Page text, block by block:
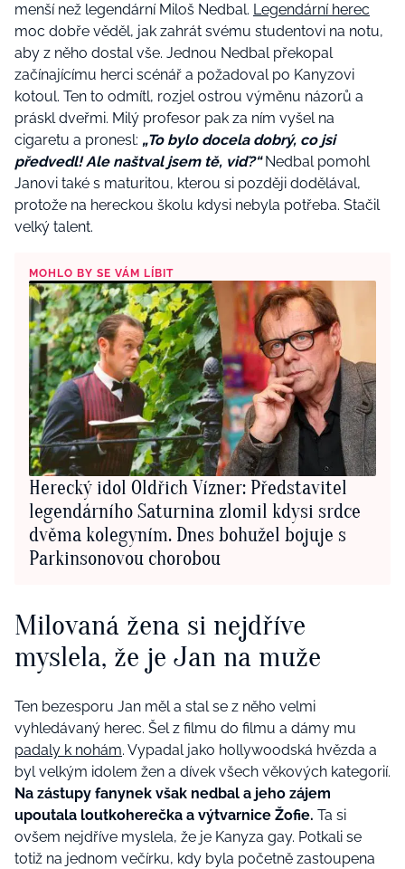
menší než legendární Miloš Nedbal. Legendární herec
moc dobře věděl, jak zahrát svému studentovi na notu,
aby z něho dostal vše. Jednou Nedbal překopal
začínajícímu herci scénář a požadoval po Kanyzovi
kotoul. Ten to odmítl, rozjel ostrou výměnu názorů a
práskl dveřmi. Milý profesor pak za ním vyšel na
cigaretu a pronesl: „To bylo docela dobrý, co jsi
předvedl! Ale naštval jsem tě, viď?“Nedbal pomohl
Janovi také s maturitou, kterou si později dodělával,
protože na hereckou školu kdysi nebyla potřeba. Stačil
velký talent.
MOHLO BY SE VÁM LÍBIT
Herecký idol Oldřich Vízner: Představitel
legendárního Saturnina zlomil kdysi srdce
dvěma kolegyním. Dnes bohužel bojuje s
Parkinsonovou chorobou
Milovaná žena si nejdříve
myslela, že je Jan na muže
Ten bezesporu Jan měl a stal se z něho velmi
vyhledávaný herec. Šel z filmu do filmu a dámy mu
padaly k nohám. Vypadal jako hollywoodská hvězda a
byl velkým idolem žen a dívek všech věkových kategorií.
Na zástupy fanynek však nedbal a jeho zájem
upoutala loutkoherečka a výtvarnice Žofie. Ta si
ovšem nejdříve myslela, že je Kanyza gay. Potkali se
totiž na jednom večírku, kdy byla početně zastoupena